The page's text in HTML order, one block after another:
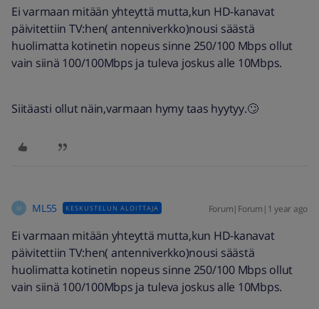
Ei varmaan mitään yhteyttä mutta,kun HD-kanavat
päivitettiin TV:hen( antenniverkko)nousi säästä
huolimatta kotinetin nopeus sinne 250/100 Mbps ollut
vain siinä 100/100Mbps ja tuleva joskus alle 10Mbps.
Siitäasti ollut näin,varmaan hymy taas hyytyy.🙄
M ML55 KESKUSTELUN ALOITTAJA Forum|Forum|1 year ago
Ei varmaan mitään yhteyttä mutta,kun HD-kanavat
päivitettiin TV:hen( antenniverkko)nousi säästä
huolimatta kotinetin nopeus sinne 250/100 Mbps ollut
vain siinä 100/100Mbps ja tuleva joskus alle 10Mbps.